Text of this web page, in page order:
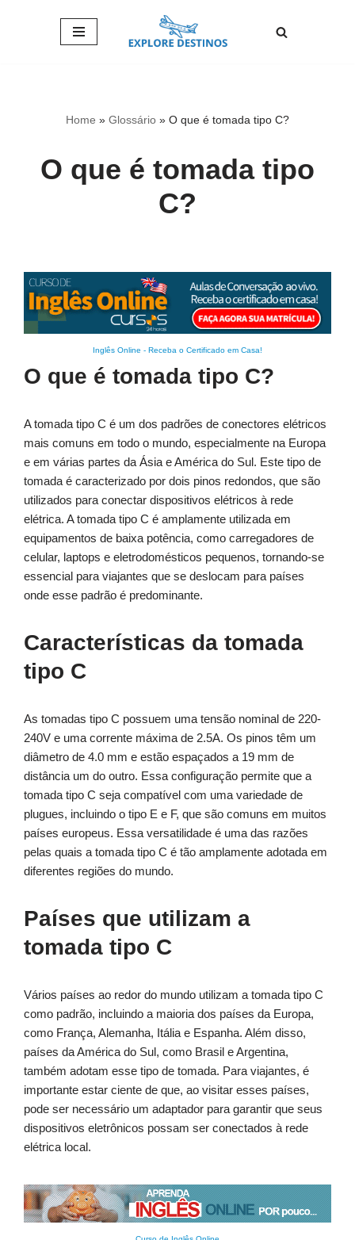
Home » Glossário » O que é tomada tipo C?
O que é tomada tipo
C?
Inglês Online - Receba o Certificado em Casa!
O que é tomada tipo C?
A tomada tipo C é um dos padrões de conectores elétricos
mais comuns em todo o mundo, especialmente na Europa
e em várias partes da Ásia e América do Sul. Este tipo de
tomada é caracterizado por dois pinos redondos, que são
utilizados para conectar dispositivos elétricos à rede
elétrica. A tomada tipo C é amplamente utilizada em
equipamentos de baixa potência, como carregadores de
celular, laptops e eletrodomésticos pequenos, tornando-se
essencial para viajantes que se deslocam para países
onde esse padrão é predominante.
Características da tomada
tipo C
As tomadas tipo C possuem uma tensão nominal de 220-
240V e uma corrente máxima de 2.5A. Os pinos têm um
diâmetro de 4.0 mm e estão espaçados a 19 mm de
distância um do outro. Essa configuração permite que a
tomada tipo C seja compatível com uma variedade de
plugues, incluindo o tipo E e F, que são comuns em muitos
países europeus. Essa versatilidade é uma das razões
pelas quais a tomada tipo C é tão amplamente adotada em
diferentes regiões do mundo.
Países que utilizam a
tomada tipo C
Vários países ao redor do mundo utilizam a tomada tipo C
como padrão, incluindo a maioria dos países da Europa,
como França, Alemanha, Itália e Espanha. Além disso,
países da América do Sul, como Brasil e Argentina,
também adotam esse tipo de tomada. Para viajantes, é
importante estar ciente de que, ao visitar esses países,
pode ser necessário um adaptador para garantir que seus
dispositivos eletrônicos possam ser conectados à rede
elétrica local.